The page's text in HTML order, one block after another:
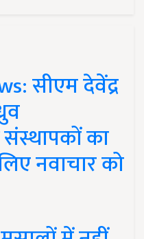
सीएम देवेंद्र
का
नवाचार को